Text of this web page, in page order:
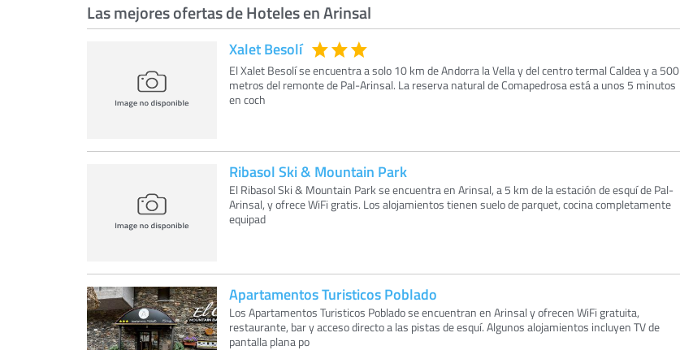
Las mejores ofertas de Hoteles en Arinsal
Xalet Besolí
El Xalet Besolí se encuentra a solo 10 km de Andorra la Vella y del centro termal Caldea y a 500
metros del remonte de Pal-Arinsal. La reserva natural de Comapedrosa está a unos 5 minutos
en coch
Ribasol Ski & Mountain Park
El Ribasol Ski & Mountain Park se encuentra en Arinsal, a 5 km de la estación de esquí de Pal-
Arinsal, y ofrece WiFi gratis. Los alojamientos tienen suelo de parquet, cocina completamente
equipad
Apartamentos Turisticos Poblado
Los Apartamentos Turisticos Poblado se encuentran en Arinsal y ofrecen WiFi gratuita,
restaurante, bar y acceso directo a las pistas de esquí. Algunos alojamientos incluyen TV de
pantalla plana po